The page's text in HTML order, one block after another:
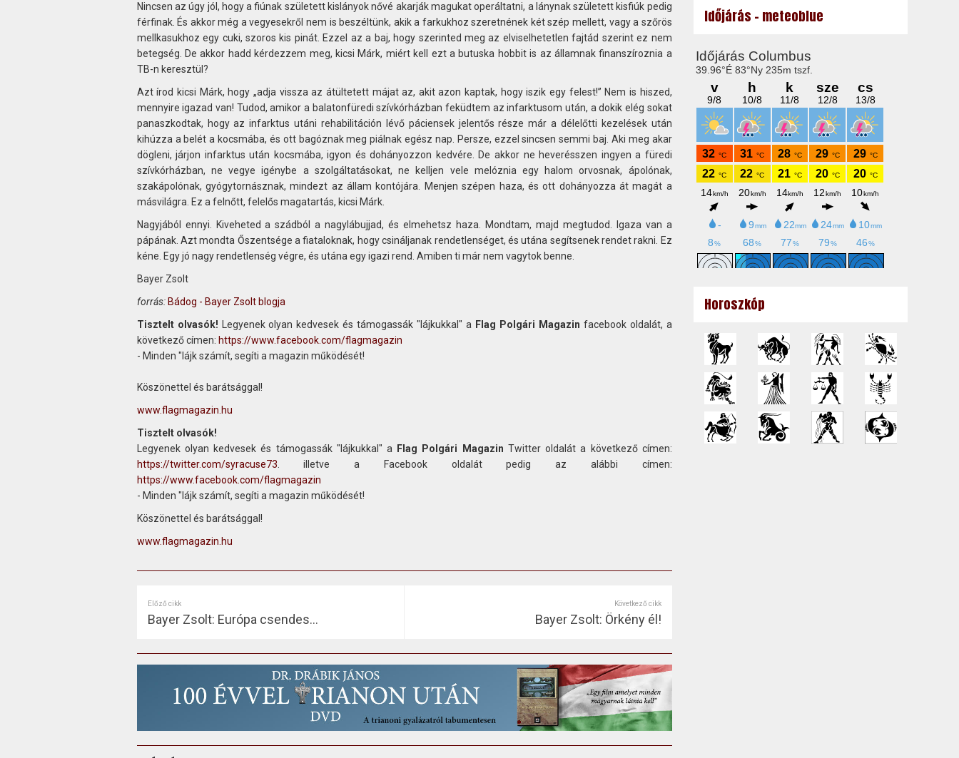
Nincsen az úgy jól, hogy a fiúnak született kislányok nővé akarják magukat operáltatni, a lánynak született kisfiúk pedig
férfinak. És akkor még a vegyesekről nem is beszéltünk, akik a farkukhoz szeretnének két szép mellett, vagy a szőrös
mellkasukhoz egy cuki, szoros kis pinát. Ezzel az a baj, hogy szerinted meg az elviselhetetlen fajtád szerint ez nem
betegség. De akkor hadd kérdezzem meg, kicsi Márk, miért kell ezt a butuska hobbit is az államnak finanszíroznia a
TB-n keresztül?
Azt írod kicsi Márk, hogy „adja vissza az átültetett májat az, akit azon kaptak, hogy iszik egy felest!” Nem is hiszed,
mennyire igazad van! Tudod, amikor a balatonfüredi szívkórházban feküdtem az infarktusom után, a dokik elég sokat
panaszkodtak, hogy az infarktus utáni rehabilitáción lévő páciensek jelentős része már a délelőtti kezelések után
kihúzza a belét a kocsmába, és ott bagóznak meg piálnak egész nap. Persze, ezzel sincsen semmi baj. Aki meg akar
dögleni, járjon infarktus után kocsmába, igyon és dohányozzon kedvére. De akkor ne heverésszen ingyen a füredi
szívkórházban, ne vegye igénybe a szolgáltatásokat, ne kelljen vele melóznia egy halom orvosnak, ápolónak,
szakápolónak, gyógytornásznak, mindezt az állam kontójára. Menjen szépen haza, és ott dohányozza át magát a
másvilágra. Ez a felnőtt, felelős magatartás, kicsi Márk.
Nagyjából ennyi. Kiveheted a szádból a nagylábujjad, és elmehetsz haza. Mondtam, majd megtudod. Igaza van a
pápának. Azt mondta Őszentsége a fiataloknak, hogy csináljanak rendetlenséget, és utána segítsenek rendet rakni. Ez
kéne. Egy jó nagy rendetlenség végre, és utána egy igazi rend. Amiben ti már nem vagytok benne.
Bayer Zsolt
forrás: Bádog - Bayer Zsolt blogja
Tisztelt olvasók! Legyenek olyan kedvesek és támogassák "lájkukkal" a Flag Polgári Magazin facebook oldalát, a
következő címen: https://www.facebook.com/flagmagazin
- Minden "lájk számít, segíti a magazin működését!
Köszönettel és barátsággal!
www.flagmagazin.hu
Tisztelt olvasók!
Legyenek olyan kedvesek és támogassák "lájkukkal" a Flag Polgári Magazin Twitter oldalát a következő címen:
https://twitter.com/syracuse73. illetve a Facebook oldalát pedig az alábbi címen:
https://www.facebook.com/flagmagazin
- Minden "lájk számít, segíti a magazin működését!
Köszönettel és barátsággal!
www.flagmagazin.hu
Előző cikk
Bayer Zsolt: Európa csendes…
Következő cikk
Bayer Zsolt: Örkény él!
Időjárás - meteoblue
Horoszkóp